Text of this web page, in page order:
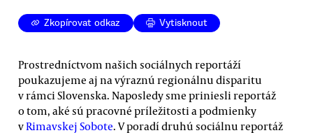
Zkopírovat odkaz Vytisknout
Prostredníctvom našich sociálnych reportáží
poukazujeme aj na výraznú regionálnu disparitu
v rámci Slovenska. Naposledy sme priniesli reportáž
o tom, aké sú pracovné príležitosti a podmienky
vRimavskej Sobote. V poradí druhú sociálnu reportáž